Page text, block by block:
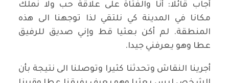
أجاب قائلا: أنا والفتاة على علاقة حب ولا نملك
مكانا في المدينة كي نلتقي لذا توجهنا الى هذه
المنطقة. لم أكن بعثيا قط وإني صديق للرفيق
عطا وهو يعرفني جيدا.
أجرينا النقاش وتحدثنا كثيرا وتوصلنا الى نتيجة بأن